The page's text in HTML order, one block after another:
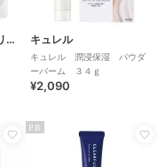
エリクシール シュペリエル キュレル
キュレル 潤浸保湿 パウダ
ーバーム ３４ｇ
¥2,090
PR